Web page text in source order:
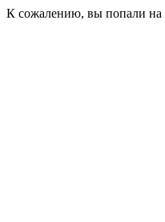
К сожалению, вы попали на